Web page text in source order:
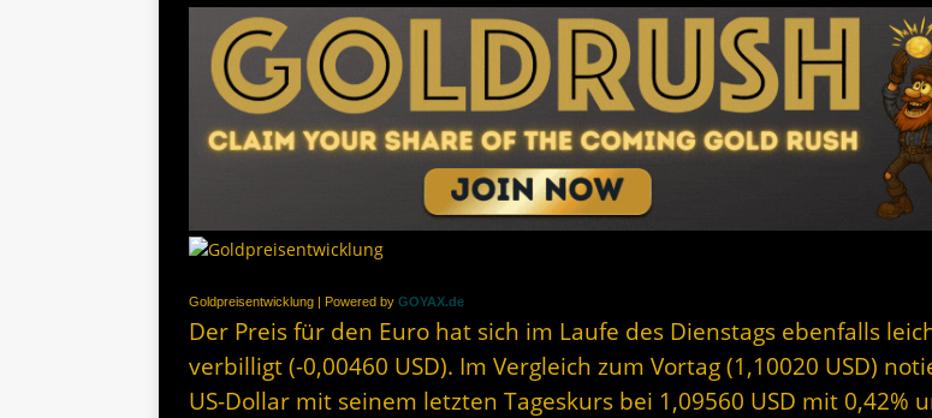
Goldpreisentwicklung | Powered by GOYAX.de
Der Preis für den Euro hat sich im Laufe des Dienstags ebenfalls
verbilligt (-0,00460 USD). Im Vergleich zum Vortag (1,10020 USD)
US-Dollar mit seinem letzten Tageskurs bei 1,09560 USD mit 0,42%